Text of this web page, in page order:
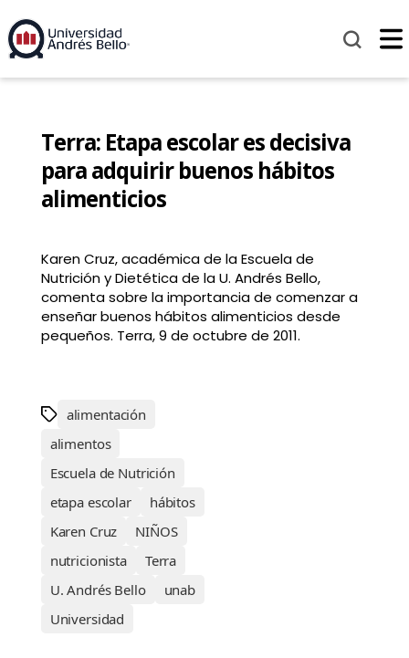
Terra: Etapa escolar es decisiva
para adquirir buenos hábitos
alimenticios
Karen Cruz, académica de la Escuela de
Nutrición y Dietética de la U. Andrés Bello,
comenta sobre la importancia de comenzar a
enseñar buenos hábitos alimenticios desde
pequeños. Terra, 9 de octubre de 2011.
alimentación
alimentos
Escuela de Nutrición
etapa escolar
hábitos
Karen Cruz
NIÑOS
nutricionista
Terra
U. Andrés Bello
unab
Universidad